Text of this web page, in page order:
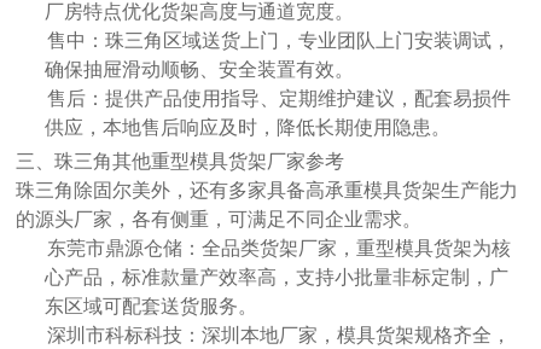
厂房特点优化货架高度与通道宽度。
售中：珠三角区域送货上门 ，专业团队上门安装调试，
确保抽屉滑动顺畅、安全装置有效。
售后：提供产品使用指导、定期维护建议，配套易损件
供应，本地售后响应及时，降低长期使用隐患。
三、珠三角其他重型模具货架厂家参考
珠三角除固尔美外，还有多家具备高承重模具货架生产能力
的源头厂家，各有侧重，可满足不同企业需求。
东莞市鼎源仓储：全品类货架厂家，重型模具货架为核
心产品，标准款量产效率高，支持小批量非标定制，广
东区域可配套送货服务。
深圳市科标科技：深圳本地厂家，模具货架规格齐全，